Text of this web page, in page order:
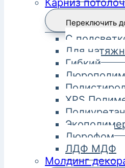
Карниз
Переключить
С
Для
Гибкий
XPS
Полиуретан
Дюрофом
ЛДФ МДФ
Молдинг